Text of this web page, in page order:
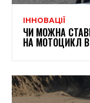
ІННОВАЦІЇ
ЧИ МОЖНА
НА МОТОЦИКЛ В